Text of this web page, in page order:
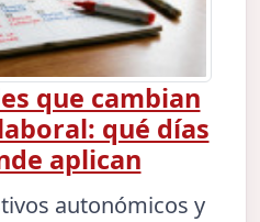
que cambian
qué días
aplican
autonómicos y